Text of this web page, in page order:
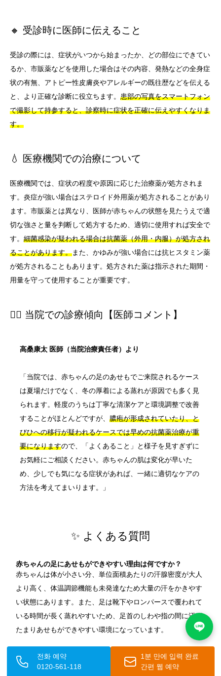
🔸 受診時に医師に伝えること
受診の際には、症状がいつから始まったか、どの部位にできてい
るか、市販薬などを使用した場合はその内容、発熱などの全身症
状の有無、アトピー性皮膚炎やアレルギーの既往歴などを伝える
と、より正確な診断に役立ちます。 患部の写真をスマートフォン
で撮影して持参すると、診察時に症状を正確に伝えやすくなりま
す。
💧 医療機関での治療について
医療機関では、症状の程度や原因に応じた治療薬が処方されま
す。炎症が強い場合はステロイド外用薬が処方されることがあり
ます。市販薬とは異なり、医師が赤ちゃんの状態を見たうえで適
切な強さと量を判断して処方するため、適切に使用すれば安全で
す。 細菌感染が疑われる場合は抗菌薬（外用・内服）が処方され
ることがあります。また、かゆみが強い場合には抗ヒスタミン薬
が処方されることもあります。処方された薬は指示された期間・
用量を守って使用することが重要です。
👨‍⚕️ 当院での診療傾向【医師コメント】
高桑康太 医師（当院治療責任者）より
「当院では、赤ちゃんの足のあせもでご来院されるケース
は夏場だけでなく、冬の厚着による蒸れが原因でも多く見
られます。軽度のうちは丁寧な清潔ケアと環境調整で改善
することがほとんどですが、 膿疱が形成されていたり、と
びひへの移行が疑われるケースでは早めの抗菌薬治療が重
要になりますので、「よくあること」と様子を見すぎずに
お気軽にご相談ください。赤ちゃんの肌は変化が早いた
め、少しでも気になる症状があれば、一緒に適切なケアの
方法を考えてまいります。」
✨ よくある質問
赤ちゃんの足にあせもができやすい理由は何ですか？
赤ちゃんは体が小さい分、単位面積あたりの汗腺密度が大人
より高く、体温調節機能も未発達なため大量の汗をかきやす
い状態にあります。また、足は靴下やロンパースで覆われて
いる時間が長く蒸れやすいため、足首のしわや指の間に汗が
たまりあせもができやすい環境になっています。
赤ちゃんの足のあせもを自宅でケアする方法は？
汗をかいたら濡れタオルで優しく押さえるように拭き取るこ
전화 예약
0120-561-118
1분 만에 입력 완료
간편 웹 예약